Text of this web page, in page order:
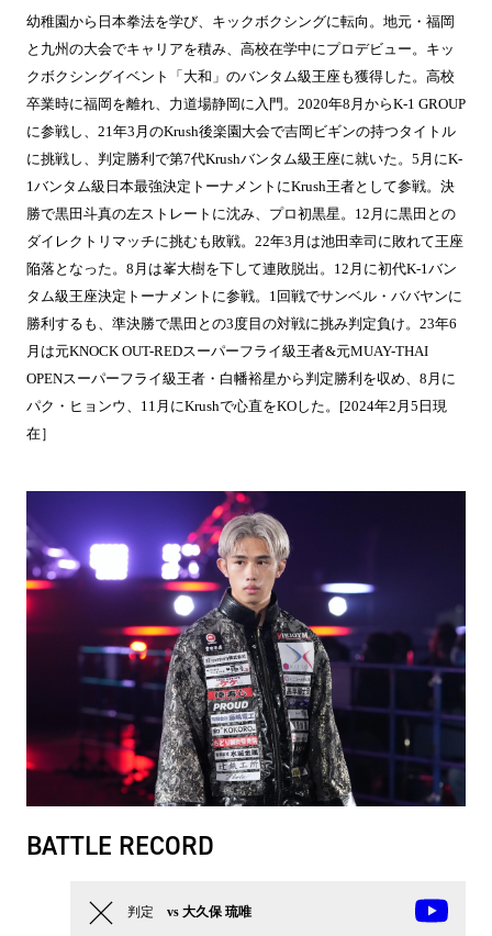
幼稚園から日本拳法を学び、キックボクシングに転向。地元・福岡
と九州の大会でキャリアを積み、高校在学中にプロデビュー。キッ
クボクシングイベント「大和」のバンタム級王座も獲得した。高校
卒業時に福岡を離れ、力道場静岡に入門。2020年8月からK-1 GROUP
に参戦し、21年3月のKrush後楽園大会で吉岡ビギンの持つタイトル
に挑戦し、判定勝利で第7代Krushバンタム級王座に就いた。5月にK-
1バンタム級日本最強決定トーナメントにKrush王者として参戦。決
勝で黒田斗真の左ストレートに沈み、プロ初黒星。12月に黒田との
ダイレクトリマッチに挑むも敗戦。22年3月は池田幸司に敗れて王座
陥落となった。8月は峯大樹を下して連敗脱出。12月に初代K-1バン
タム級王座決定トーナメントに参戦。1回戦でサンベル・ババヤンに
勝利するも、準決勝で黒田との3度目の対戦に挑み判定負け。23年6
月は元KNOCK OUT-REDスーパーフライ級王者&元MUAY-THAI
OPENスーパーフライ級王者・白幡裕星から判定勝利を収め、8月に
パク・ヒョンウ、11月にKrushで心直をKOした。[2024年2月5日現
在］
BATTLE RECORD
判定 vs 大久保 琉唯